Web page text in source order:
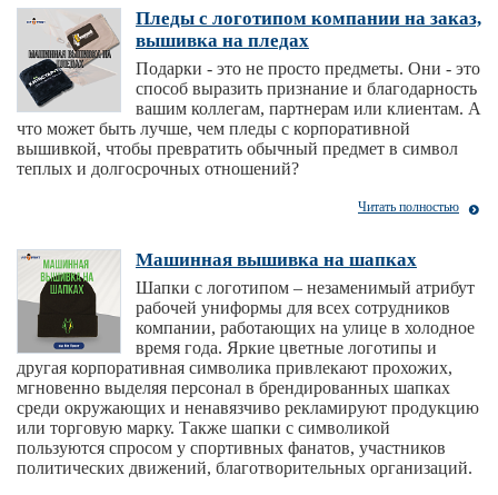
Пледы с логотипом компании на заказ,
вышивка на пледах
Подарки - это не просто предметы. Они - это
способ выразить признание и благодарность
вашим коллегам, партнерам или клиентам. А
что может быть лучше, чем пледы с корпоративной
вышивкой, чтобы превратить обычный предмет в символ
теплых и долгосрочных отношений?
Читать полностью
Машинная вышивка на шапках
Шапки с логотипом – незаменимый атрибут
рабочей униформы для всех сотрудников
компании, работающих на улице в холодное
время года. Яркие цветные логотипы и
другая корпоративная символика привлекают прохожих,
мгновенно выделяя персонал в брендированных шапках
среди окружающих и ненавязчиво рекламируют продукцию
или торговую марку. Также шапки с символикой
пользуются спросом у спортивных фанатов, участников
политических движений, благотворительных организаций.